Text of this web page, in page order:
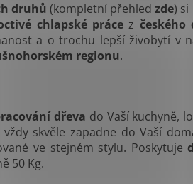
druhů (kompletní přehledzde)
chlapské práce z českého
a o trochu lepší živobytí v
regionu.
dřeva do Vaší kuchyně,
skvěle zapadne do Vaší
ve stejném stylu. Poskytuje
50 Kg.